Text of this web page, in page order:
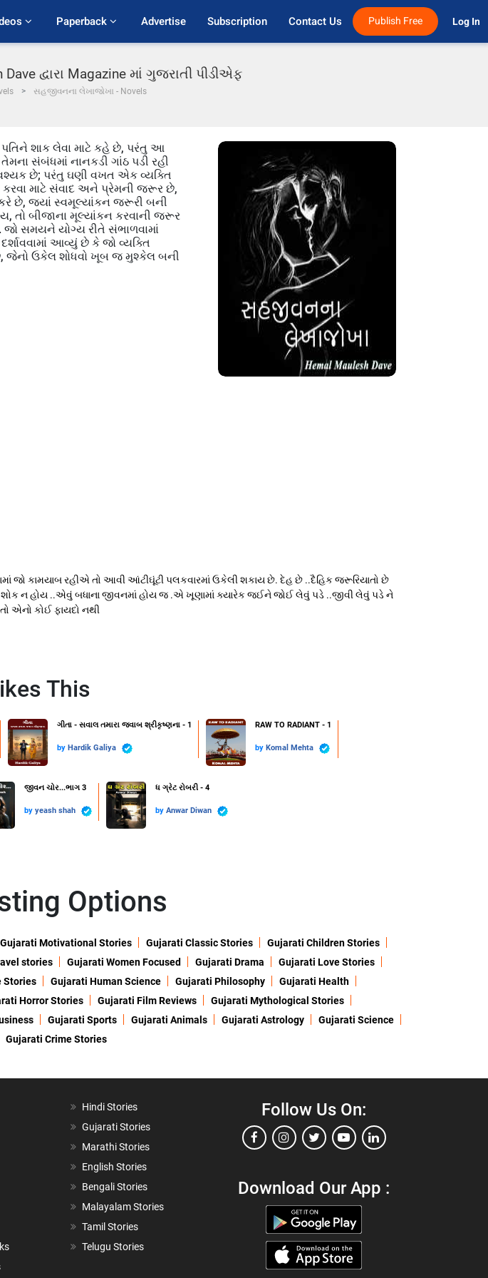
Paperback Advertise Subscription Contact Us Publish Free Log In
દ્વારા Magazine માં ગુજરાતી પીડીએફ
સહજીવનના લેખાજોખા - Novels
પતિને શાક લેવા માટે કહે છે, પરંતુ આ
સંબંધમાં નાનકડી ગાંઠ પડી રહી
છે; પરંતુ ઘણી વખત એક વ્યક્તિ
માટે સંવાદ અને પ્રેમની જરૂર છે,
કરે છે, જ્યાં સ્વમૂલ્યાંકન જરૂરી બની
તો બીજાના મૂલ્યાંકન કરવાની જરૂર
સમયને યોગ્ય રીતે સંભાળવામાં
આવ્યું છે કે જો વ્યક્તિ
જેનો ઉકેલ શોધવો ખૂબ જ મુશ્કેલ બની
જો કામયાબ રહીએ તો આવી આંટીઘૂંટી પલકવારમાં ઉકેલી શકાય છે. દેહ છે ..દૈહિક જરૂરિયાતો છે
ન હોય ..એવું બધાના જીવનમાં હોય જ .એ ખૂણામાં ક્યારેક જઈને જોઈ લેવું પડે ..જીવી લેવું પડે ને
એનો કોઈ ફાયદો નથી
This
ગીતા - સવાલ તમારા જવાબ શ્રીકૃષ્ણના - 1
by Hardik Galiya
RAW TO RADIANT - 1
by Komal Mehta
જીવન ચોર...ભાગ 3
by yeash shah
ધ ગ્રેટ રોબરી - 4
by Anwar Diwan
Options
Gujarati Motivational Stories Gujarati Classic Stories
Gujarati Children Stories
stories Gujarati Women Focused Gujarati Drama
Gujarati Love Stories
Stories Gujarati Human Science Gujarati Philosophy
Gujarati Health
Horror Stories Gujarati Film Reviews
Gujarati Mythological Stories
Gujarati Sports Gujarati Animals Gujarati Astrology
Gujarati Science
Gujarati Crime Stories
Hindi Stories
Gujarati Stories
Marathi Stories
English Stories
Bengali Stories
Malayalam Stories
Tamil Stories
Telugu Stories
Follow Us On:
Download Our App :